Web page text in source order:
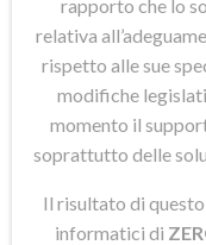
rapporto che lo
relativa
rispetto alle sue
modifiche
momento il
soprattutto delle
Il risultato di
informatici di